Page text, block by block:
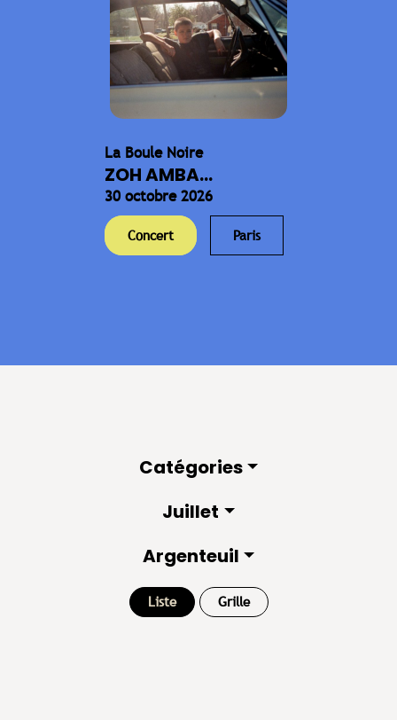
La Boule Noire
ZOH AMBA...
30 octobre 2026
Concert Paris
Catégories
Juillet
Argenteuil
Liste Grille